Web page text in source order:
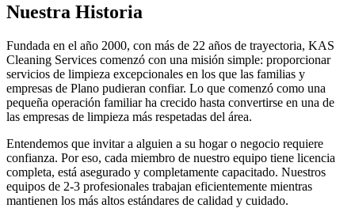
Nuestra Historia
Fundada en el año 2000, con más de 22 años de trayectoria, KAS
Cleaning Services comenzó con una misión simple: proporcionar
servicios de limpieza excepcionales en los que las familias y
empresas de Plano pudieran confiar. Lo que comenzó como una
pequeña operación familiar ha crecido hasta convertirse en una de
las empresas de limpieza más respetadas del área.
Entendemos que invitar a alguien a su hogar o negocio requiere
confianza. Por eso, cada miembro de nuestro equipo tiene licencia
completa, está asegurado y completamente capacitado. Nuestros
equipos de 2-3 profesionales trabajan eficientemente mientras
mantienen los más altos estándares de calidad y cuidado.